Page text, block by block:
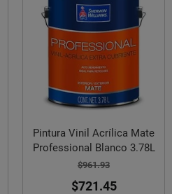
Pintura Vinil Acrílica Mate
Professional Blanco 3.78L
$961.93
$721.45